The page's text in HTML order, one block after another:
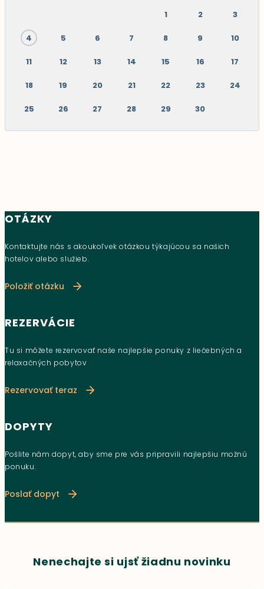
1 2 3
4 5 6 7 8 9 10
11 12 13 14 15 16 17
18 19 20 21 22 23 24
25 26 27 28 29 30
OTÁZKY
Kontaktujte nás s akoukoľvek otázkou týkajúcou sa našich
hotelov alebo služieb.
Položiť otázku
REZERVÁCIE
Tu si môžete rezervovať naše najlepšie ponuky z liečebných a
relaxačných pobytov
Rezervovať teraz
DOPYTY
Pošlite nám dopyt, aby sme pre vás pripravili najlepšiu možnú
ponuku.
Poslať dopyt
Nenechajte si ujsť žiadnu novinku